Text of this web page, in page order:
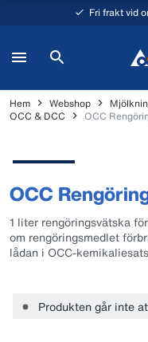
Fri frakt vid
Hem Webshop
OCC & DCC
OCC
OCC
1 liter rengöringsvätska
om rengöringsmedlet
lådan i OCC-
Produkten går inte